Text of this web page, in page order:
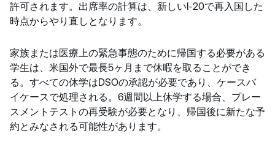
許可されます。出席率の計算は、新しいI-20で再入国した
時点からやり直しとなります。
家族または医療上の緊急事態のために帰国する必要がある
学生は、米国外で最長5ヶ月まで休暇を取ることができ
る。すべての休学はDSOの承認が必要であり、ケースバ
イケースで処理される。6週間以上休学する場合、プレー
スメントテストの再受験が必要となり、帰国後に新たな予
約とみなされる可能性があります。